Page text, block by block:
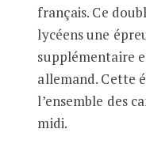
français. Ce
lycéens une
supplémentaire
allemand. Cette
l’ensemble des
midi.